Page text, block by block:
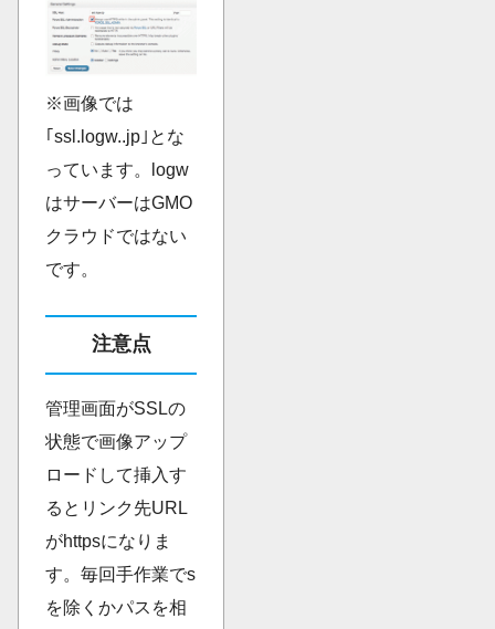
※画像では
｢ssl.logw..jp｣とな
っています。logw
はサーバーはGMO
クラウドではない
です。
注意点
管理画面がSSLの
状態で画像アップ
ロードして挿入す
るとリンク先URL
がhttpsになりま
す。毎回手作業でs
を除くかパスを相